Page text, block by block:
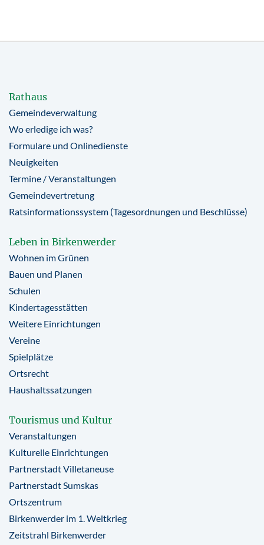
Rathaus
Gemeindeverwaltung
Wo erledige ich was?
Formulare und Onlinedienste
Neuigkeiten
Termine / Veranstaltungen
Gemeindevertretung
Ratsinformationssystem (Tagesordnungen und Beschlüsse)
Leben in Birkenwerder
Wohnen im Grünen
Bauen und Planen
Schulen
Kindertagesstätten
Weitere Einrichtungen
Vereine
Spielplätze
Ortsrecht
Haushaltssatzungen
Tourismus und Kultur
Veranstaltungen
Kulturelle Einrichtungen
Partnerstadt Villetaneuse
Partnerstadt Sumskas
Ortszentrum
Birkenwerder im 1. Weltkrieg
Zeitstrahl Birkenwerder